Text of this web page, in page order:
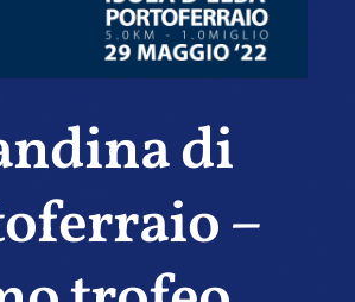
di
–